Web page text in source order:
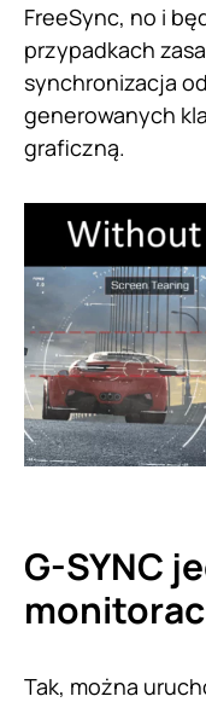
FreeSync, no i
przypadkach
synchronizacja
generowanych
graficzną.
G-SYNC
Tak, można